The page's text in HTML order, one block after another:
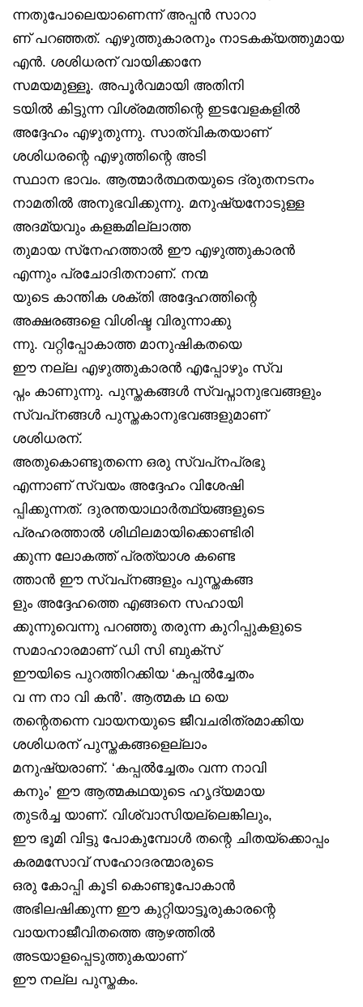
ന്നതുപോലെയാണെന്ന് അപ്പൻ സാറാ
ണ് പറഞ്ഞത്. എഴുത്തുകാരനും നാടകക്യത്തുമായ
എൻ. ശശിധരന് വായിക്കാനേ
സമയമുള്ളൂ. അപൂർവമായി അതിനി
ടയിൽ കിട്ടുന്ന വിശ്രമത്തിന്റെ ഇടവേളകളിൽ
അദ്ദേഹം എഴുതുന്നു. സാത്വികതയാണ്
ശശിധരന്റെ എഴുത്തിന്റെ അടി
സ്ഥാന ഭാവം. ആത്മാർത്ഥതയുടെ ദ്രുതനടനം
നാമതിൽ അനുഭവിക്കുന്നു. മനുഷ്യനോടുള്ള
അദമ്യവും കളങ്കമില്ലാത്ത
തുമായ സ്‌നേഹത്താൽ ഈ എഴുത്തുകാരൻ
എന്നും പ്രചോദിതനാണ്. നന്മ
യുടെ കാന്തിക ശക്തി അദ്ദേഹത്തിന്റെ
അക്ഷരങ്ങളെ വിശിഷ്ട വിരുന്നാക്കു
ന്നു. വറ്റിപ്പോകാത്ത മാനുഷികതയെ
ഈ നല്ല എഴുത്തുകാരൻ എപ്പോഴും സ്വ
പ്നം കാണുന്നു. പുസ്തകങ്ങൾ സ്വപ്നാനുഭവങ്ങളും
സ്വപ്‌നങ്ങൾ പുസ്തകാനുഭവങ്ങളുമാണ്
ശശിധരന്.
അതുകൊണ്ടുതന്നെ ഒരു സ്വപ്‌നപ്രഭു
എന്നാണ് സ്വയം അദ്ദേഹം വിശേഷി
പ്പിക്കുന്നത്. ദുരന്തയാഥാർത്ഥ്യങ്ങളുടെ
പ്രഹരത്താൽ ശിഥിലമായിക്കൊണ്ടിരി
ക്കുന്ന ലോകത്ത് പ്രത്യാശ കണ്ടെ
ത്താൻ ഈ സ്വപ്‌നങ്ങളും പുസ്തകങ്ങ
ളും അദ്ദേഹത്തെ എങ്ങനെ സഹായി
ക്കുന്നുവെന്നു പറഞ്ഞു തരുന്ന കുറിപ്പുകളുടെ
സമാഹാരമാണ് ഡി സി ബുക്‌സ്
ഈയിടെ പുറത്തിറക്കിയ ‘കപ്പൽച്ചേതം
വ ന്ന നാ വി കൻ’. ആത്മക ഥ യെ
തന്റെതന്നെ വായനയുടെ ജീവചരിത്രമാക്കിയ
ശശിധരന് പുസ്തകങ്ങളെല്ലാം
മനുഷ്യരാണ്. ‘കപ്പൽച്ചേതം വന്ന നാവി
കനും’ ഈ ആത്മകഥയുടെ ഹൃദ്യമായ
തുടർച്ച യാണ്. വിശ്വാസിയല്ലെങ്കിലും,
ഈ ഭൂമി വിട്ടു പോകുമ്പോൾ തന്റെ ചിതയ്‌ക്കൊപ്പം
കരമസോവ് സഹോദരന്മാരുടെ
ഒരു കോപ്പി കൂടി കൊണ്ടുപോകാൻ
അഭിലഷിക്കുന്ന ഈ കുറ്റിയാട്ടൂരുകാരന്റെ
വായനാജീവിതത്തെ ആഴത്തിൽ
അടയാളപ്പെടുത്തുകയാണ്
ഈ നല്ല പുസ്തകം.